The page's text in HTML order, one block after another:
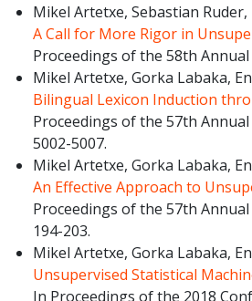
Mikel Artetxe, Sebastian
A Call for More Rigor in
Proceedings of the 58th
Mikel Artetxe, Gorka Labaka,
Bilingual Lexicon Induction
Proceedings of the 57th
5002-5007.
Mikel Artetxe, Gorka Labaka,
An Effective Approach to
Proceedings of the 57th
194-203.
Mikel Artetxe, Gorka Labaka,
Unsupervised Statistical
In Proceedings of the 2018